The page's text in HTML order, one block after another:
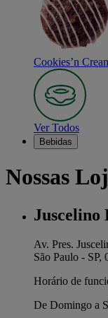
Cookies’n
Ver Todos
Bebidas
Nossas
Juscelino
Av. Pres.
São Paulo - SP,
Horário de
De Domingo a